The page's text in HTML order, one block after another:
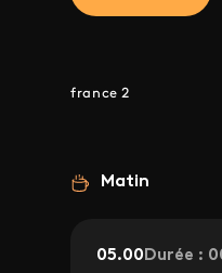
france 2
Matin
05.00 Durée :